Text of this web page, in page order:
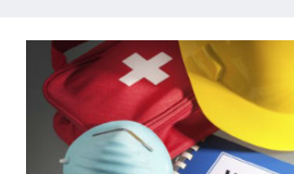
Inail Toscana e